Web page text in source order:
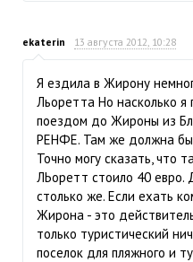
ekaterin 13 августа 2012, 10:28
Я ездила в Жирону
Льоретта Но насколько
поездом до Жироны из
РЕНФЕ. Там же должна
Точно могу сказать, что
ЛЬоретт стоило 40
столько же. Если ехать
Жирона - это
только туристический
поселок для пляжного и